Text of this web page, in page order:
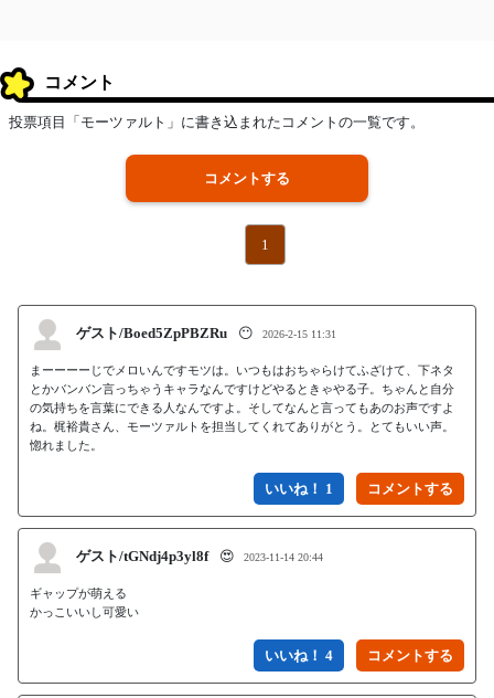
コメント
投票項目「モーツァルト」に書き込まれたコメントの一覧です。
コメントする
1
ゲスト/Boed5ZpPBZRu 😶 2026-2-15 11:31
まーーーーじでメロいんですモツは。いつもはおちゃらけてふざけて、下ネタ
とかバンバン言っちゃうキャラなんですけどやるときゃやる子。ちゃんと自分
の気持ちを言葉にできる人なんですよ。そしてなんと言ってもあのお声ですよ
ね。梶裕貴さん、モーツァルトを担当してくれてありがとう。とてもいい声。
惚れました。
いいね！ 1
ゲスト/tGNdj4p3yl8f 😍 2023-11-14 20:44
ギャップが萌える
かっこいいし可愛い
いいね！ 4